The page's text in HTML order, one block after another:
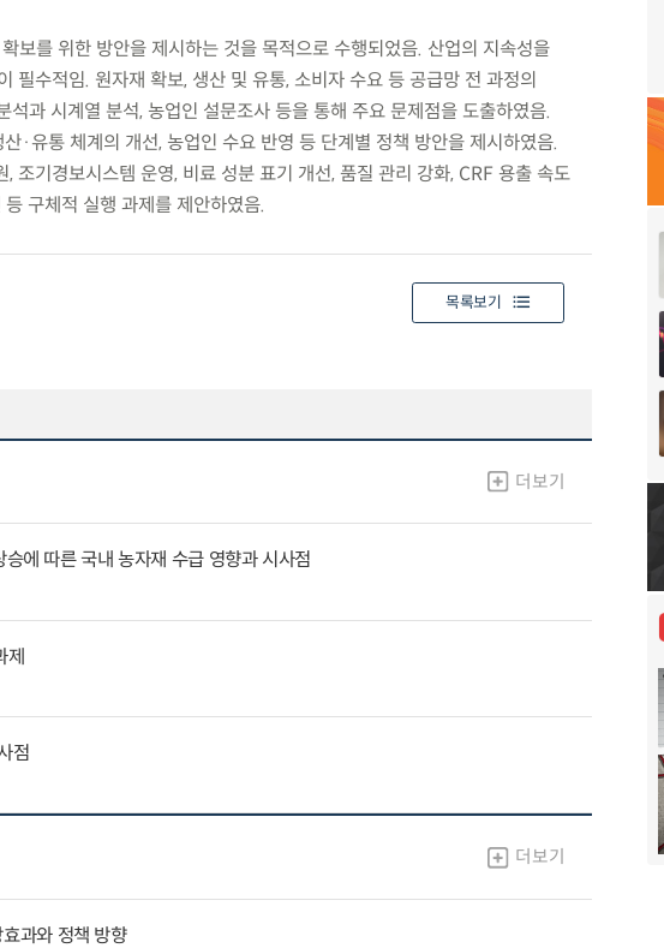
보를 위한 방안을 제시하는 것을 목적으로 수행되었음. 산업의 지속성을
필수적임. 원자재 확보, 생산 및 유통, 소비자 수요 등 공급망 전 과정의
석과 시계열 분석, 농업인 설문조사 등을 통해 주요 문제점을 도출하였음.
·유통 체계의 개선, 농업인 수요 반영 등 단계별 정책 방안을 제시하였음.
조기경보시스템 운영, 비료 성분 표기 개선, 품질 관리 강화, CRF 용출 속도
구체적 실행 과제를 제안하였음.
목록보기
더보기
에 따른 국내 농자재 수급 영향과 시사점
제
점
더보기
과와 정책 방향